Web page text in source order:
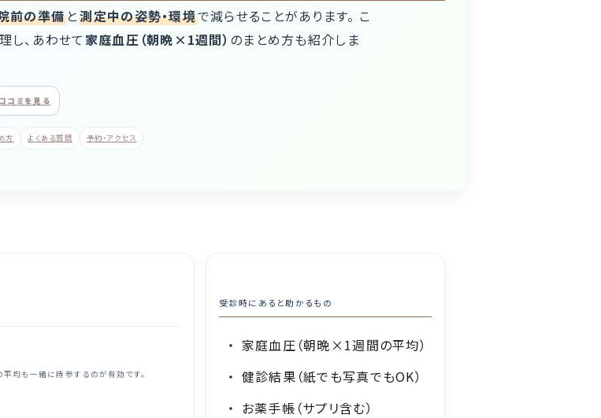
前の準備と測定中の姿勢・環境で減らせることがあります。 こ
し、あわせて 家庭血圧（朝晩×1週間） のまとめ方も紹介しま
コミを見る
方 よくある質問 予約・アクセス
均も一緒に持参するのが有効です。
受診時にあると助かるもの
家庭血圧（朝晩×1週間の平均）
健診結果（紙でも写真でもOK）
お薬手帳（サプリ含む）